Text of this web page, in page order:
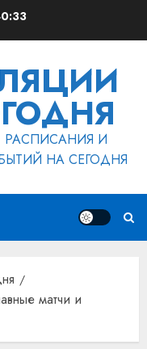
РАСПИСАНИЯ И
НА СЕГОДНЯ
матчи и